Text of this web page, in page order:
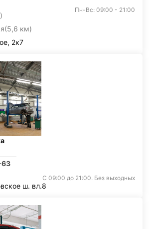
(5,6 км)
Пн-Вс: 09:00 - 21:00
2к7
63
С 09:00 до 21:00. Без выходных
ш. вл.8